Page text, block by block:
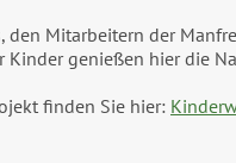
den Mitarbeitern der
Kinder genießen hier die
finden Sie hier: